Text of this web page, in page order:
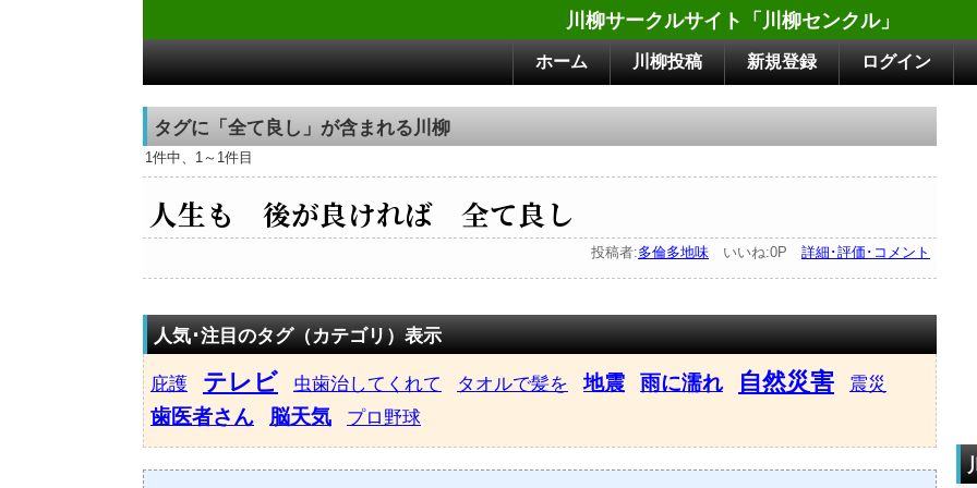
川柳サークルサイト「川柳センクル」
ホーム 川柳投稿 新規登録 ログイン
タグに「全て良し」が含まれる川柳
1件中、1～1件目
人生も 後が良ければ 全て良し
投稿者:多倫多地味 いいね:0P 詳細･評価･コメント
人気･注目のタグ（カテゴリ）表示
庇護 テレビ 虫歯治してくれて タオルで髪を 地震 雨に濡れ 自然災害 震災
歯医者さん 脳天気 プロ野球